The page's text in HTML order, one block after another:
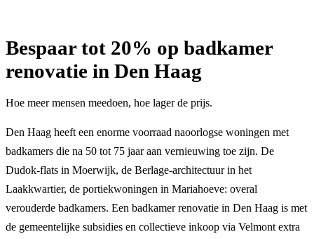
Bespaartot 20% op badkamer
renovatie in Den Haag
Hoe meer mensen meedoen, hoe lager de prijs.
Den Haag heeft een enorme voorraad naoorlogse woningen met
badkamers die na 50 tot 75 jaar aan vernieuwing toe zijn. De
Dudok-flats in Moerwijk, de Berlage-architectuur in het
Laakkwartier, de portiekwoningen in Mariahoeve: overal
verouderde badkamers. Een badkamer renovatie in Den Haag is met
de gemeentelijke subsidies en collectieve inkoop via Velmont extra